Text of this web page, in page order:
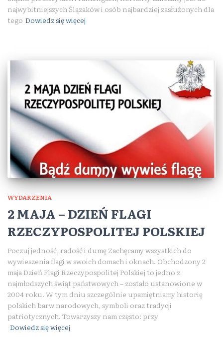
najwybitniejszych Ślązaków i osób najbardziej zasłużonych dla
tego Dowiedz się więcej
WYDARZENIA
2 MAJA – DZIEŃ FLAGI
RZECZYPOSPOLITEJ POLSKIEJ
Poczuj jedność, radość i dumę Zachęcamy wszystkich do
wywieszenia flagi w swoich domach i oknach. Obchodzony 2
maja Dzień Flagi Rzeczypospolitej Polskiej to jedno z
najmłodszych świąt państwowych – zostało ustanowione w
2004 roku. W tym dniu szczególnie upamiętniamy historię
polskich barw narodowych, symboli oraz tradycji
patriotycznych. Towarzyszy nam często: przy
Dowiedz się więcej